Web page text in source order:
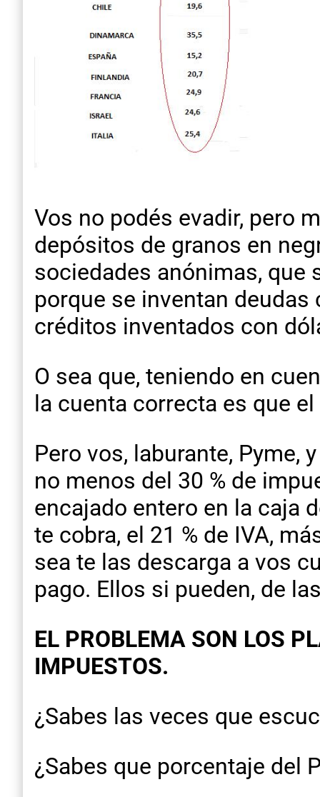
Vos no podés evadir, pero
depósitos de granos en
sociedades anónimas, que
porque se inventan
créditos inventados con
O sea que, teniendo en
la cuenta correcta es que
Pero vos, laburante, Pyme,
no menos del 30 % de
encajado entero en la caja
te cobra, el 21 % de IVA,
sea te las descarga a vos
pago. Ellos si pueden, de
EL PROBLEMA SON LOS
IMPUESTOS.
¿Sabes las veces que
¿Sabes que porcentaje del